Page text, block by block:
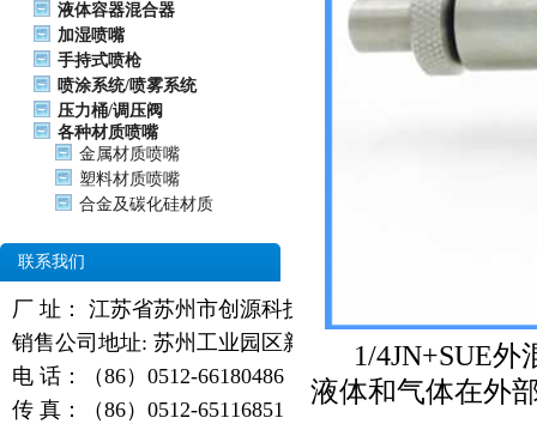
液体容器混合器
加湿喷嘴
手持式喷枪
喷涂系统/喷雾系统
压力桶/调压阀
各种材质喷嘴
金属材质喷嘴
塑料材质喷嘴
合金及碳化硅材质
联系我们
厂 址： 江苏省苏州市创源科技园
销售公司地址: 苏州工业园区新天翔广场
电 话：（86）0512-66180486
传 真：（86）0512-65116851
1/4JN+SUE
液体和气体在外